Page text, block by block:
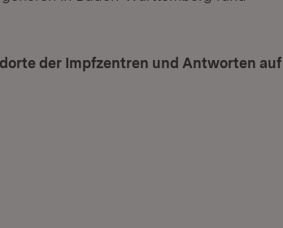
der Impfzentren und Antworten auf